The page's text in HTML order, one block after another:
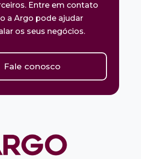
Entre em contato
a Argo pode ajudar
os seus negócios.
Fale conosco